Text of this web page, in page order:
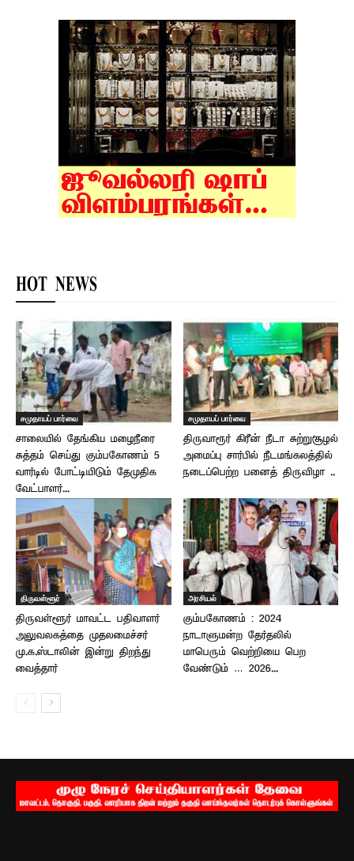
HOT NEWS
சமுதாயப் பார்வை
சாலையில் தேங்கிய மழைநீரை
சுத்தம் செய்து கும்பகோணம் 5
வார்டில் போட்டியிடும் தேமுதிக
வேட்பாளர்...
சமுதாயப் பார்வை
திருவாரூர் கிரீன் நீடா சுற்றுசூழல்
அமைப்பு சார்பில் நீடமங்கலத்தில்
நடைப்பெற்ற பனைத் திருவிழா ..
திருவள்ளூர்
திருவள்ளூர் மாவட்ட பதிவாளர்
அலுவலகத்தை முதலமைச்சர்
மு.க.ஸ்டாலின் இன்று திறந்து
வைத்தார்
அரசியல்
கும்பகோணம் : 2024
நாடாளுமன்ற தேர்தலில்
மாபெரும் வெற்றியை பெற
வேண்டும் … 2026...